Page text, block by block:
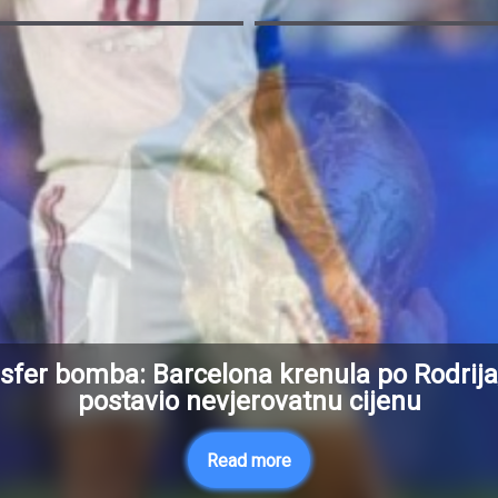
bomba: Barcelona krenula po
postavio nevjerovatnu cijenu
Read more